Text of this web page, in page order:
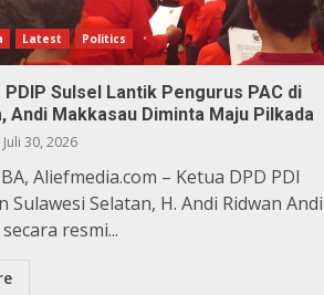
Latest Politics
PDIP Sulsel Lantik Pengurus PAC di
Andi Makkasau Diminta Maju Pilkada
Juli 30, 2026
Aliefmedia.com – Ketua DPD PDI
Sulawesi Selatan, H. Andi Ridwan Andi
resmi...